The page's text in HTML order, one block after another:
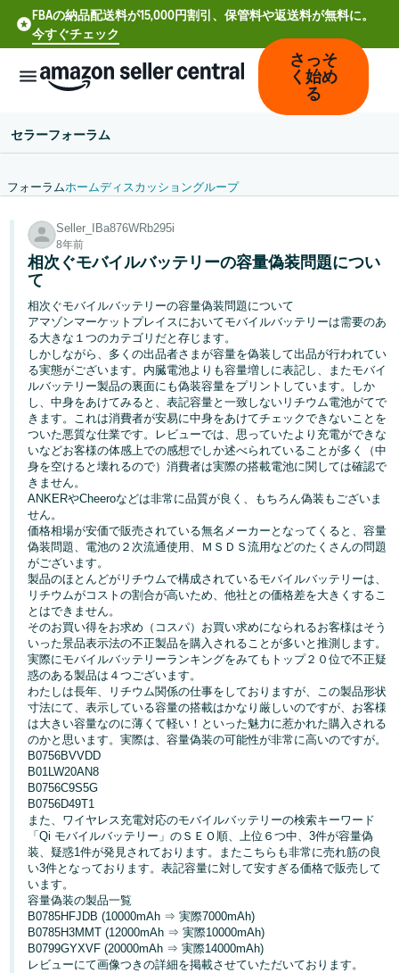
FBAの納品配送料が15,000円割引、保管料や返送料が無料に。
今すぐチェック
日
本
語
文
-
CN
Deutsch
- DE
Español
- ES
Français
- FR
Italiano
- IT
한
국
어
-
KR
日
本
語
-
JP
English
- JP
ロ
グ
イ
ン
さ
っ
そ
く
始
め
る
さっそ
く始め
る
セラーフォーラム
フォーラムホームディスカッショングループ
Seller_IBa876WRb295i
8年前
相次ぐモバイルバッテリーの容量偽装問題につい
て
相次ぐモバイルバッテリーの容量偽装問題について
アマゾンマーケットプレイスにおいてモバイルバッテリーは需要のあ
る大きな１つのカテゴリだと存じます。
しかしながら、多くの出品者さまが容量を偽装して出品が行われてい
る実態がございます。内臓電池よりも容量増しに表記し、またモバイ
ルバッテリー製品の裏面にも偽装容量をプリントしています。しか
し、中身をあけてみると、表記容量と一致しないリチウム電池がてで
きます。これは消費者が安易に中身をあけてチェックできないことを
ついた悪質な仕業です。レビューでは、思っていたより充電ができな
いなどお客様の体感上での感想でしか述べられていることが多く（中
身を空けると壊れるので）消費者は実際の搭載電池に関しては確認で
きません。
ANKERやCheeroなどは非常に品質が良く、もちろん偽装もございま
せん。
価格相場が安価で販売されている無名メーカーとなってくると、容量
偽装問題、電池の２次流通使用、ＭＳＤＳ流用などのたくさんの問題
がございます。
製品のほとんどがリチウムで構成されているモバイルバッテリーは、
リチウムがコストの割合が高いため、他社との価格差を大きくするこ
とはできません。
そのお買い得をお求め（コスパ）お買い求めになられるお客様はそう
いった景品表示法の不正製品を購入されることが多いと推測します。
実際にモバイルバッテリーランキングをみてもトップ２０位で不正疑
惑のある製品は４つございます。
わたしは長年、リチウム関係の仕事をしておりますが、この製品形状
寸法にて、表示している容量の搭載はかなり厳しいのですが、お客様
は大きい容量なのに薄くて軽い！といった魅力に惹かれた購入される
のかと思います。実際は、容量偽装の可能性が非常に高いのですが。
B0756BVVDD
B01LW20AN8
B0756C9S5G
B0756D49T1
また、ワイヤレス充電対応のモバイルバッテリーの検索キーワード
「Qi モバイルバッテリー」のＳＥＯ順、上位６つ中、3件が容量偽
装、疑惑1件が発見されております。またこちらも非常に売れ筋の良
い3件となっております。表記容量に対して安すぎる価格で販売して
います。
容量偽装の製品一覧
B0785HFJDB (10000mAh ⇒ 実際7000mAh)
B0785H3MMT (12000mAh ⇒ 実際10000mAh)
B0799GYXVF (20000mAh ⇒ 実際14000mAh)
レビューにて画像つきの詳細を掲載させていただいております。